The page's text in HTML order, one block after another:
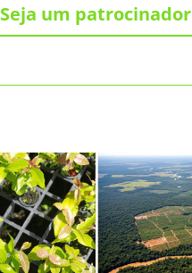
Seja um patrocinador